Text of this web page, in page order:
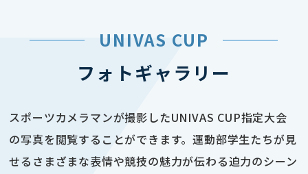
UNIVAS CUP
フォトギャラリー
スポーツカメラマンが撮影したUNIVAS CUP指定大会
の写真を閲覧することができます。運動部学生たちが見
せるさまざまな表情や競技の魅力が伝わる迫力のシーン